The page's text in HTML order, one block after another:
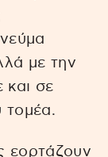
με την
και σε
τομέα.
εορτάζουν